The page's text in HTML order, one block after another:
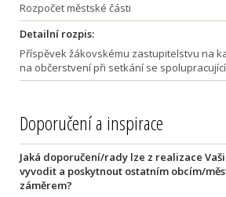
Rozpočet městské části
Detailní rozpis:
Příspěvek žákovskému zastupitelstvu na
na občerstvení při setkání se
Doporučení a inspirace
Jaká doporučení/rady lze z realizace
vyvodit a poskytnout ostatním obcím/
záměrem?